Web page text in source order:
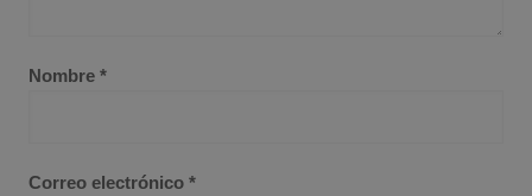
Nombre *
Correo electrónico *